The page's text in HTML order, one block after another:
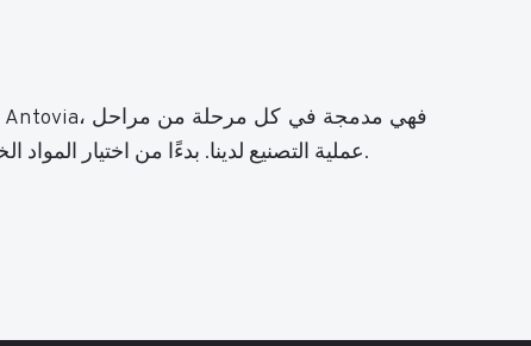
عملية التصنيع لدينا. بدءًا من اختيار المواد الخام وحتى الإرسال النهائي، يخضع كل منتج لاختبارات داخلية صارمة للتأكد من أنه يفي بالمعايير الدولية ويتجاوزها.